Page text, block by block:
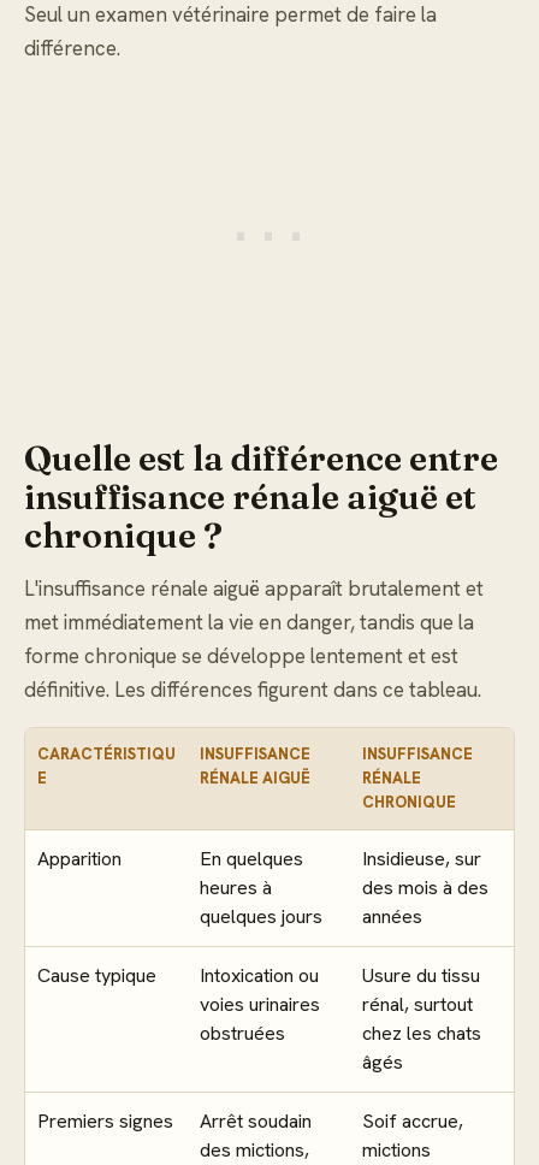
Seul un examen vétérinaire permet de faire la
différence.
Quelle est la différence entre
insuffisance rénale aiguë et
chronique ?
L'insuffisance rénale aiguë apparaît brutalement et
met immédiatement la vie en danger, tandis que la
forme chronique se développe lentement et est
définitive. Les différences figurent dans ce tableau.
CARACTÉRISTIQU
E
INSUFFISANCE
RÉNALE AIGUË
INSUFFISANCE
RÉNALE
CHRONIQUE
Apparition
En quelques
heures à
quelques jours
Insidieuse, sur
des mois à des
années
Cause typique
Intoxication ou
voies urinaires
obstruées
Usure du tissu
rénal, surtout
chez les chats
âgés
Premiers signes
Arrêt soudain
des mictions,
Soif accrue,
mictions